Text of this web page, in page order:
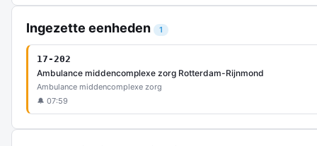
Ingezette eenheden 1
17-202
Ambulance middencomplexe zorg Rotterdam-Rijnmond
Ambulance middencomplexe zorg
🔔 07:59